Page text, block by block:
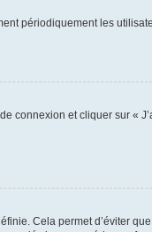
périodiquement les
connexion et cliquer sur «
Cela permet d’éviter